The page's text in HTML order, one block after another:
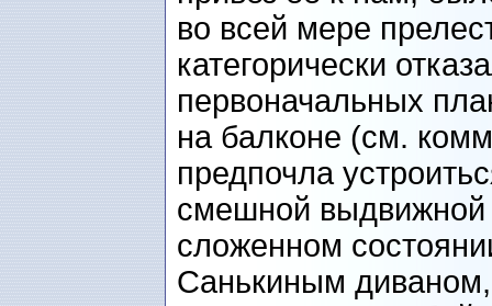
во всей мере
категорически
первоначальных
на балконе (см.
предпочла
смешной выдвижной
сложенном
Санькиным